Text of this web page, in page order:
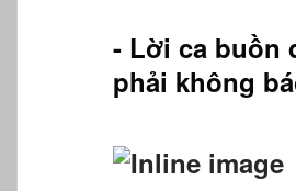
- Lời ca buồn
phải không